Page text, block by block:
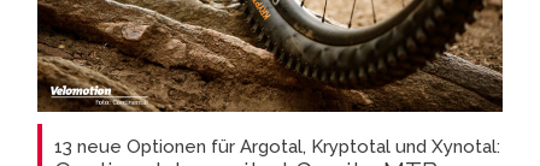
13 neue Optionen für Argotal, Kryptotal und Xynotal: